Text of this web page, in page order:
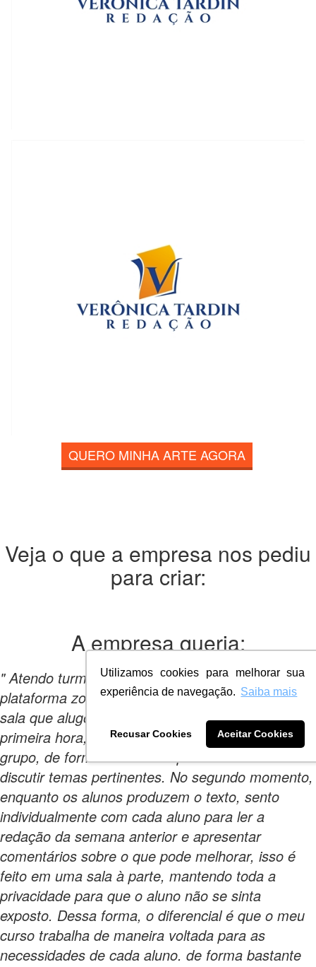
Utilizamos cookies para melhorar sua
experiência de navegação. Saiba mais
Recusar Cookies Aceitar Cookies
QUERO MINHA ARTE AGORA
Veja o que a empresa nos pediu
para criar:
A empresaqueria:
" Atendo turmas, de até 10 alunos, pela
plataforma zoom ou de forma presencial em uma
sala que alugo. São duas horas de aula. Na
primeira hora, há um discurso voltado para o
grupo, de forma a trabalhar partes teóricas e
discutir temas pertinentes. No segundo momento,
enquanto os alunos produzem o texto, sento
individualmente com cada aluno para ler a
redação da semana anterior e apresentar
comentários sobre o que pode melhorar, isso é
feito em uma sala à parte, mantendo toda a
privacidade para que o aluno não se sinta
exposto. Dessa forma, o diferencial é que o meu
curso trabalha de maneira voltada para as
necessidades de cada aluno. de forma bastante